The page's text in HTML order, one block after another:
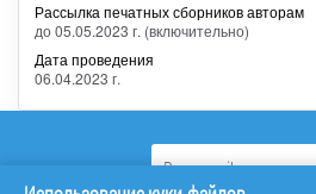
Рассылка печатных сборников авторам
до 05.05.2023 г. (включительно)
Дата проведения
06.04.2023 г.